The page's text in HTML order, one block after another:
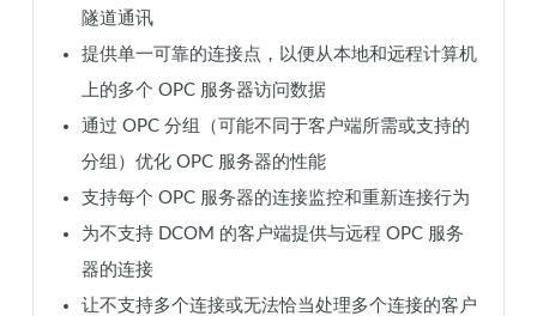
隧道通讯
提供单一可靠的连接点，以便从本地和远程计算机
上的多个 OPC 服务器访问数据
通过 OPC 分组（可能不同于客户端所需或支持的
分组）优化 OPC 服务器的性能
支持每个 OPC 服务器的连接监控和重新连接行为
为不支持 DCOM 的客户端提供与远程 OPC 服务
器的连接
让不支持多个连接或无法恰当处理多个连接的客户